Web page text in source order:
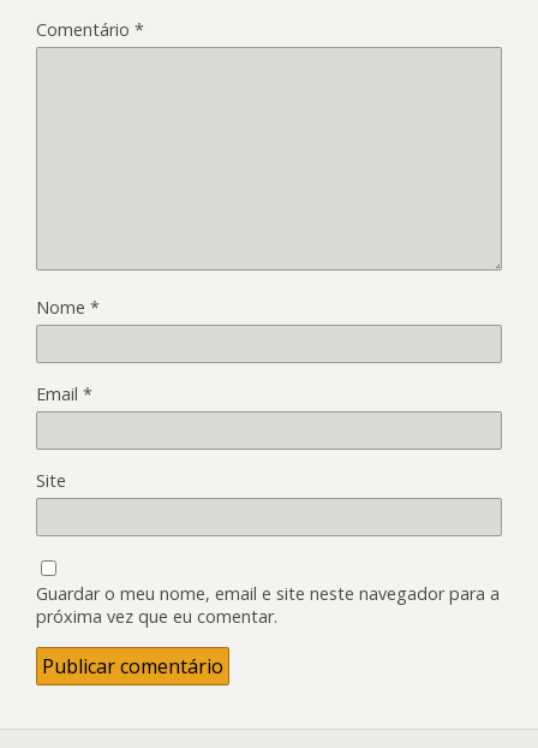
Comentário *
Nome *
Email *
Site
Guardar o meu nome, email e site neste navegador para a
próxima vez que eu comentar.